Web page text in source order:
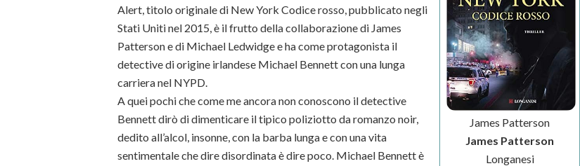
James Patterson
James Patterson
Longanesi
Alert, titolo originale di New York Codice rosso, pubblicato negli
Stati Uniti nel 2015, è il frutto della collaborazione di James
Patterson e di Michael Ledwidge e ha come protagonista il
detective di origine irlandese Michael Bennett con una lunga
carriera nel NYPD.
A quei pochi che come me ancora non conoscono il detective
Bennett dirò di dimenticare il tipico poliziotto da romanzo noir,
dedito all’alcol, insonne, con la barba lunga e con una vita
sentimentale che dire disordinata è dire poco. Michael Bennett è